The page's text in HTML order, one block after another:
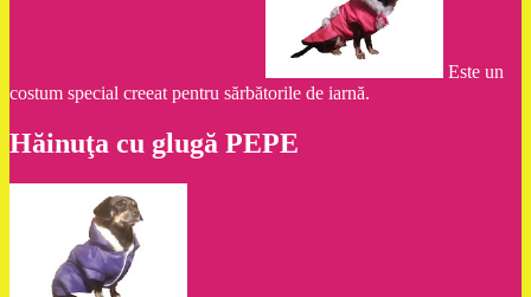
Este un
costum special creeat pentru sărbătorile de iarnă.
Hăinuţa cu glugă PEPE